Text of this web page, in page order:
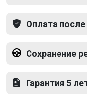
Оплата после
Сохранение
Гарантия 5